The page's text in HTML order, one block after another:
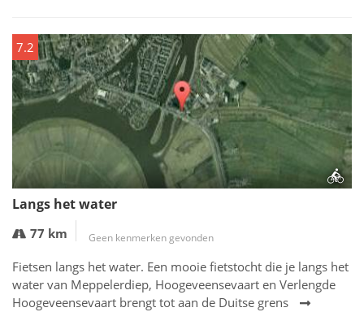
7.2
Langs het water
77 km Geen kenmerken gevonden
Fietsen langs het water. Een mooie fietstocht die je langs het
water van Meppelerdiep, Hoogeveensevaart en Verlengde
Hoogeveensevaart brengt tot aan de Duitse grens